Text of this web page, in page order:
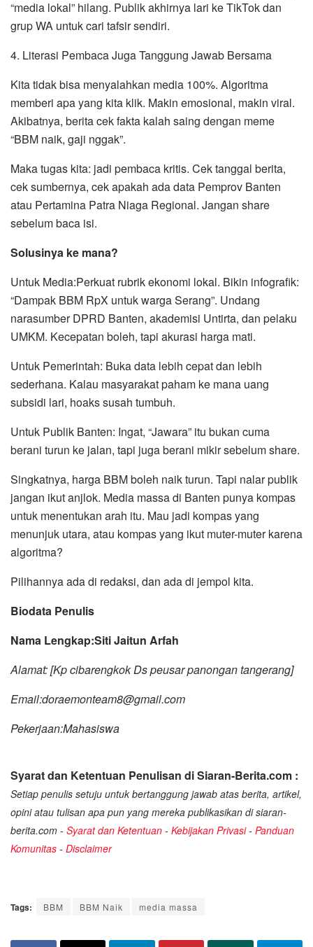
“media lokal” hilang. Publik akhirnya lari ke TikTok dan
grup WA untuk cari tafsir sendiri.
4. Literasi Pembaca Juga Tanggung Jawab Bersama
Kita tidak bisa menyalahkan media 100%. Algoritma
memberi apa yang kita klik. Makin emosional, makin viral.
Akibatnya, berita cek fakta kalah saing dengan meme
“BBM naik, gaji nggak”.
Maka tugas kita: jadi pembaca kritis. Cek tanggal berita,
cek sumbernya, cek apakah ada data Pemprov Banten
atau Pertamina Patra Niaga Regional. Jangan share
sebelum baca isi.
Solusinya ke mana?
Untuk Media:Perkuat rubrik ekonomi lokal. Bikin infografik:
“Dampak BBM RpX untuk warga Serang”. Undang
narasumber DPRD Banten, akademisi Untirta, dan pelaku
UMKM. Kecepatan boleh, tapi akurasi harga mati.
Untuk Pemerintah: Buka data lebih cepat dan lebih
sederhana. Kalau masyarakat paham ke mana uang
subsidi lari, hoaks susah tumbuh.
Untuk Publik Banten: Ingat, “Jawara” itu bukan cuma
berani turun ke jalan, tapi juga berani mikir sebelum share.
Singkatnya, harga BBM boleh naik turun. Tapi nalar publik
jangan ikut anjlok. Media massa di Banten punya kompas
untuk menentukan arah itu. Mau jadi kompas yang
menunjuk utara, atau kompas yang ikut muter-muter karena
algoritma?
Pilihannya ada di redaksi, dan ada di jempol kita.
Biodata Penulis
Nama Lengkap:Siti Jaitun Arfah
Alamat: [Kp cibarengkok Ds peusar panongan tangerang]
Email:doraemonteam8@gmail.com
Pekerjaan:Mahasiswa
Syarat dan Ketentuan Penulisan di Siaran-Berita.com :
Setiap penulis setuju untuk bertanggung jawab atas berita, artikel,
opini atau tulisan apa pun yang mereka publikasikan di siaran-
berita.com - Syarat dan Ketentuan - Kebijakan Privasi- Panduan
Komunitas - Disclaimer
Tags: BBM BBM Naik media massa